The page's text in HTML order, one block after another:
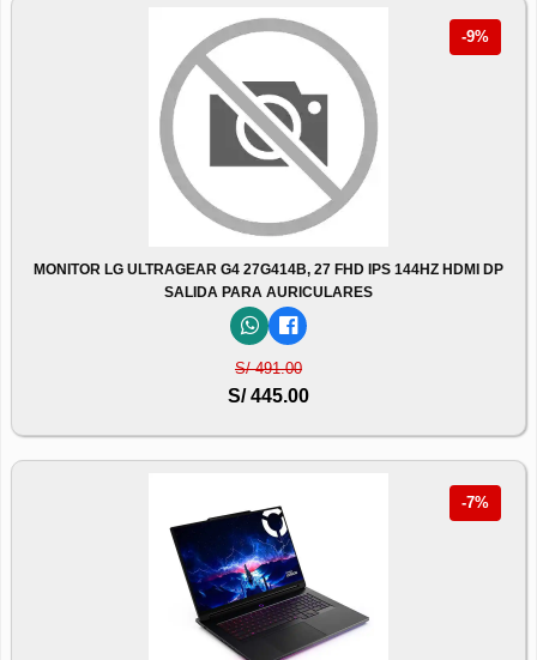
-9%
MONITOR LG ULTRAGEAR G4 27G414B, 27 FHD IPS 144HZ HDMI DP
SALIDA PARA AURICULARES
S/ 491.00
S/ 445.00
-7%